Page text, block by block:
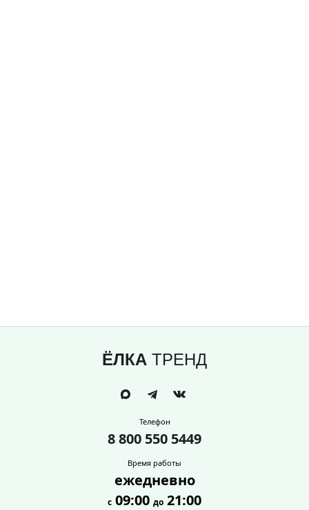
ЁЛКА ТРЕНД
Телефон
8 800 550 5449
Время работы
ежедневно
с 09:00 до 21:00